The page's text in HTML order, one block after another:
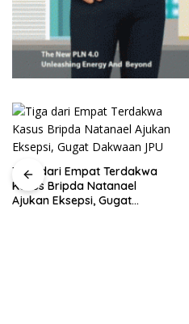
Tiga dari Empat Terdakwa
Kasus Bripda Natanael
Ajukan Eksepsi, Gugat